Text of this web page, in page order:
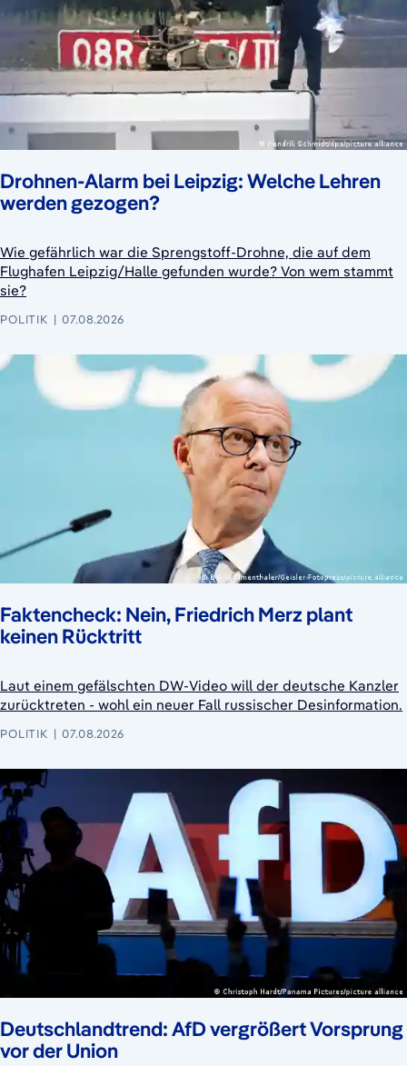
Drohnen-Alarm bei Leipzig: Welche Lehren
werden gezogen?
Wie gefährlich war die Sprengstoff-Drohne, die auf dem
Flughafen Leipzig/Halle gefunden wurde? Von wem stammt
sie?
POLITIK 07.08.2026
Faktencheck: Nein, Friedrich Merz plant
keinen Rücktritt
Laut einem gefälschten DW-Video will der deutsche Kanzler
zurücktreten - wohl ein neuer Fall russischer Desinformation.
POLITIK 07.08.2026
Deutschlandtrend: AfD vergrößert Vorsprung
vor der Union